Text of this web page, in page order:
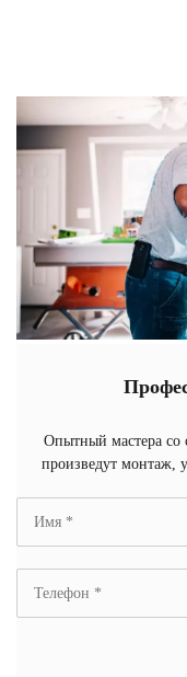
Опытный мастера со
произведут монтаж,